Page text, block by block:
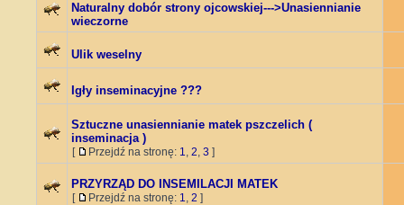
Naturalny dobór strony ojcowskiej--->Unasiennianie
wieczorne
Ulik weselny
Igły inseminacyjne ???
Sztuczne unasiennianie matek pszczelich (
inseminacja )
[ Przejdź na stronę: 1, 2, 3 ]
PRZYRZĄD DO INSEMILACJI MATEK
[ Przejdź na stronę: 1, 2 ]